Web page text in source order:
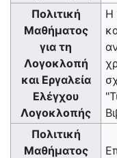
Πολιτική
Μαθήματος
για τη
Λογοκλοπή
και Εργαλεία
Ελέγχου
Λογοκλοπής
Η
Πολιτική
Μαθήματος